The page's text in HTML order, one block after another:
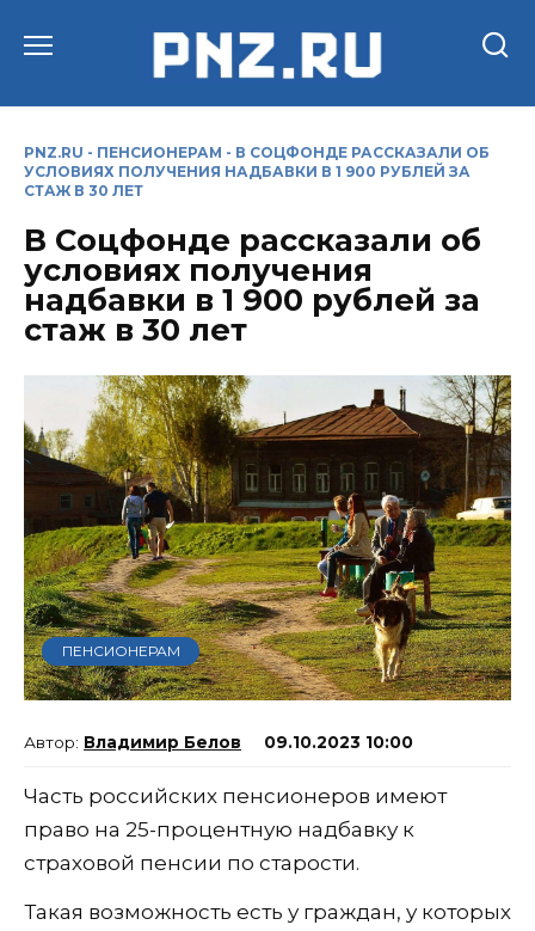
PNZ.RU - ПЕНСИОНЕРАМ - В СОЦФОНДЕ РАССКАЗАЛИ ОБ
УСЛОВИЯХ ПОЛУЧЕНИЯ НАДБАВКИ В 1 900 РУБЛЕЙ ЗА
СТАЖ В 30 ЛЕТ
В Соцфонде рассказали об
условиях получения
надбавки в 1 900 рублей за
стаж в 30 лет
ПЕНСИОНЕРАМ
Владимир Белов 09.10.2023 10:00
Часть российских пенсионеров имеют
право на 25-процентную надбавку к
страховой пенсии по старости.
Такая возможность есть у граждан, у которых